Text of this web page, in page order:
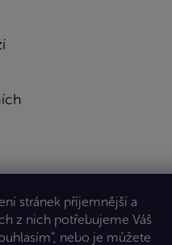
stránek příjemnější a
z nich potřebujeme Váš
nebo je můžete